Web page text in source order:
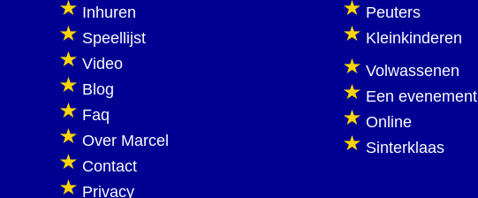
Inhuren
Speellijst
Video
Blog
Faq
Over Marcel
Contact
Privacy
Peuters
Kleinkinderen
Volwassenen
Een evenement
Online
Sinterklaas